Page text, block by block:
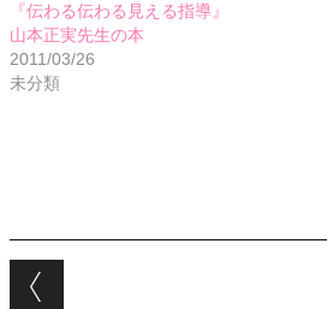
『伝わる伝わる見える指導』
山本正実先生の本
2011/03/26
未分類
Post navigation